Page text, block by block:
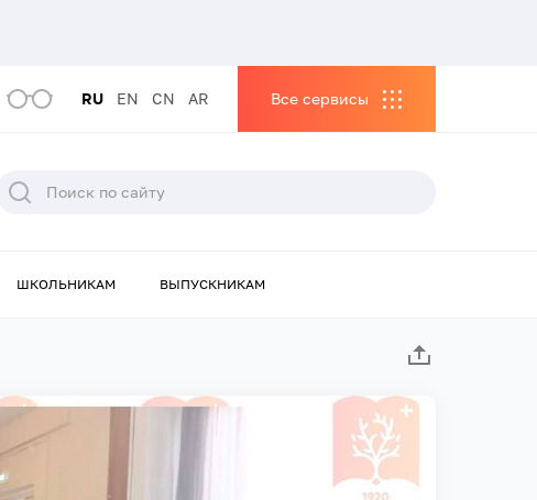
RU EN CN AR Все сервисы
ШКОЛЬНИКАМ ВЫПУСКНИКАМ